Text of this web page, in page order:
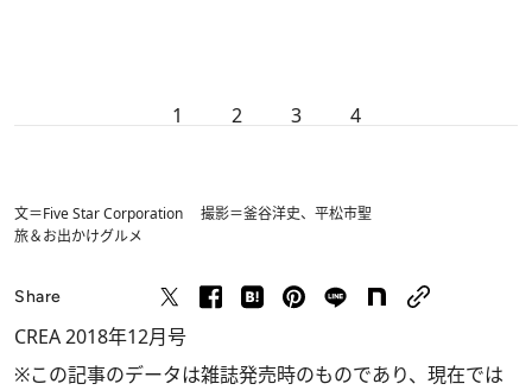
1 2 3 4
文＝Five Star Corporation 撮影＝釜谷洋史、平松市聖
旅＆お出かけグルメ
Share
CREA 2018年12月号
※この記事のデータは雑誌発売時のものであり、現在では